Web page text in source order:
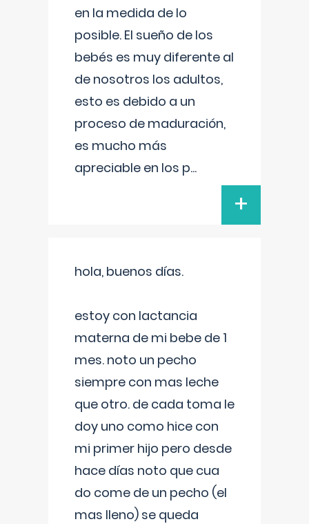
en la medida de lo
posible. El sueño de los
bebés es muy diferente al
de nosotros los adultos,
esto es debido a un
proceso de maduración,
es mucho más
apreciable en los p...
+
hola, buenos días.
estoy con lactancia
materna de mi bebe de 1
mes. noto un pecho
siempre con mas leche
que otro. de cada toma le
doy uno como hice con
mi primer hijo pero desde
hace días noto que cua
do come de un pecho (el
mas lleno) se queda